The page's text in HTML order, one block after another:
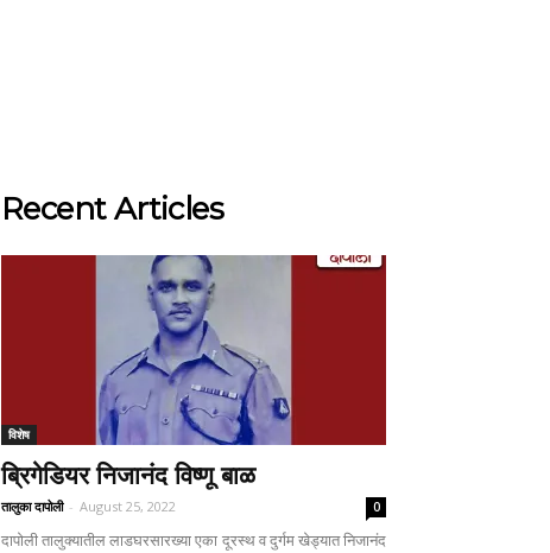
Recent Articles
विशेष
ब्रिगेडियर निजानंद विष्णू बाळ
तालुका दापोली - August 25, 2022 0
दापोली तालुक्यातील लाडघरसारख्या एका दूरस्थ व दुर्गम खेड्यात निजानंद